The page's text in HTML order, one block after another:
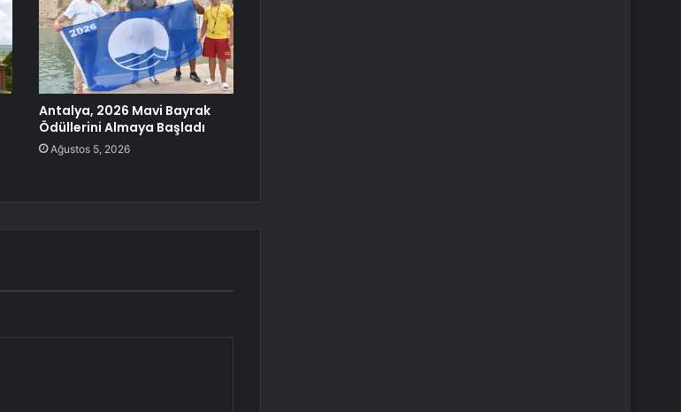
Antalya, 2026 Mavi Bayrak
Ödüllerini Almaya Başladı
Ağustos 5, 2026